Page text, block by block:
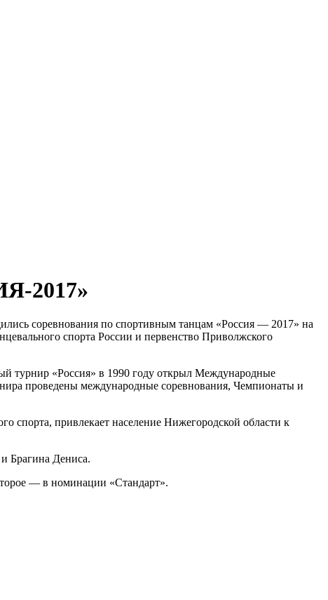
2017»
соревнования по спортивным танцам «Россия — 2017» на
спорта России и первенство Приволжского
турнир «Россия» в 1990 году открыл Международные
проведены международные соревнования, Чемпионаты и
спорта, привлекает население Нижегородской области к
Брагина Дениса.
— в номинации «Стандарт».